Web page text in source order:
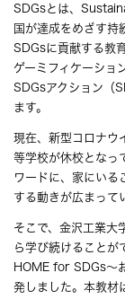
SDGsとは、
国が達成をめざす持
SDGsに貢献する教
ゲーミフィケーショ
SDGsアクション（
ます。
現在、新型コロナウ
等学校が休校となっ
ワードに、家にいる
する動きが広まって
そこで、金沢工業大
ら学び続けることが
HOME for SDGs～
発しました。本教材